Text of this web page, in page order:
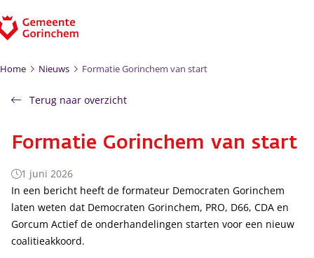
Home Nieuws Formatie Gorinchem van start
Terug naar overzicht
Formatie Gorinchem van start
1 juni 2026
In een bericht heeft de formateur Democraten Gorinchem
laten weten dat Democraten Gorinchem, PRO, D66, CDA en
Gorcum Actief de onderhandelingen starten voor een nieuw
coalitieakkoord.